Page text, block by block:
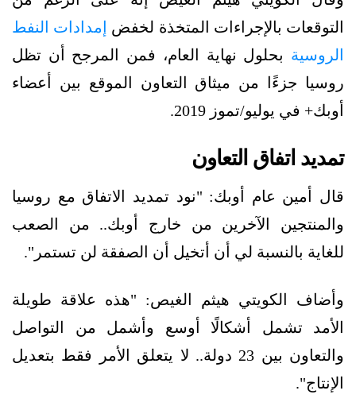
التوقعات بالإجراءات المتخذة لخفض إمدادات النفط
الروسية بحلول نهاية العام، فمن المرجح أن تظل
روسيا جزءًا من ميثاق التعاون الموقع بين أعضاء
أوبك+ في يوليو/تموز 2019.
تمديد اتفاق التعاون
قال أمين عام أوبك: "نود تمديد الاتفاق مع روسيا
والمنتجين الآخرين من خارج أوبك.. من الصعب
للغاية بالنسبة لي أن أتخيل أن الصفقة لن تستمر".
وأضاف الكويتي هيثم الغيص: "هذه علاقة طويلة
الأمد تشمل أشكالًا أوسع وأشمل من التواصل
والتعاون بين 23 دولة.. لا يتعلق الأمر فقط بتعديل
الإنتاج".